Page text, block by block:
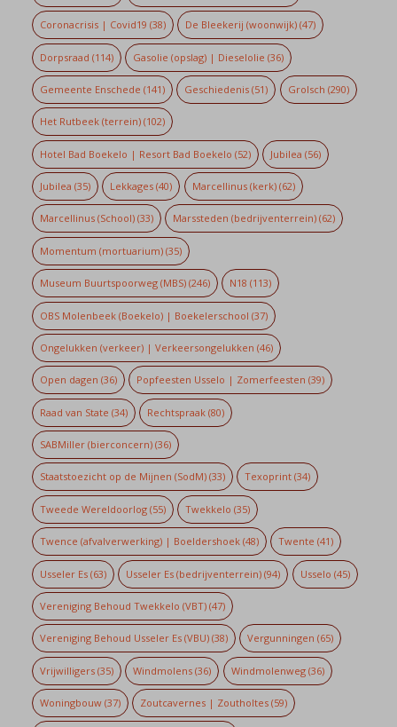
Coronacrisis | Covid19 (38) De Bleekerij (woonwijk) (47)
Dorpsraad (114) Gasolie (opslag) | Dieselolie (36)
Gemeente Enschede (141) Geschiedenis (51) Grolsch (290)
Het Rutbeek (terrein)(102)
Hotel Bad Boekelo | Resort Bad Boekelo (52) Jubilea (56)
Jubilea (35) Lekkages (40) Marcellinus (kerk)(62)
Marcellinus (School)(33) Marssteden (bedrijventerrein) (62)
Momentum (mortuarium)(35)
Museum Buurtspoorweg (MBS)(246) N18 (113)
OBS Molenbeek (Boekelo) | Boekelerschool (37)
Ongelukken (verkeer) | Verkeersongelukken (46)
Open dagen (36) Popfeesten Usselo | Zomerfeesten (39)
Raad van State (34) Rechtspraak (80)
SABMiller (bierconcern)(36)
Staatstoezicht op de Mijnen (SodM)(33) Texoprint (34)
Tweede Wereldoorlog(55) Twekkelo (35)
Twence (afvalverwerking) | Boeldershoek(48) Twente (41)
Usseler Es(63) Usseler Es (bedrijventerrein) (94) Usselo (45)
Vereniging Behoud Twekkelo (VBT)(47)
Vereniging Behoud Usseler Es (VBU)(38) Vergunningen (65)
Vrijwilligers(35) Windmolens (36) Windmolenweg(36)
Woningbouw(37) Zoutcavernes | Zoutholtes (59)